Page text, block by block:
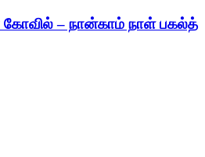
– நான்காம் நாள் பகல்த்